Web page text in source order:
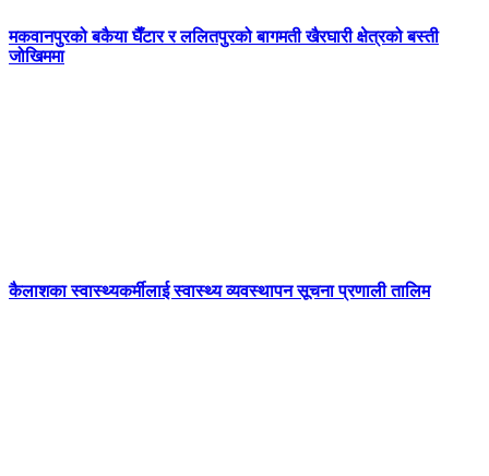
मकवानपुरको बकैया घैँटार र ललितपुरको बागमती खैरघारी क्षेत्रको बस्ती
जोखिममा
कैलाशका स्वास्थ्यकर्मीलाई स्वास्थ्य व्यवस्थापन सूचना प्रणाली तालिम